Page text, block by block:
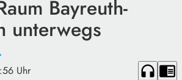
Bayreuth-
unterwegs
Uhr headphones chrome_reader_mode